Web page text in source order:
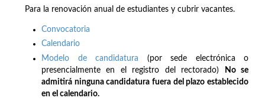
Para la renovación anual de estudiantes y cubrir vacantes.
Convocatoria
Calendario
Modelo de candidatura (por sede electrónica o
presencialmente en el registro del rectorado)
No se
admitirá ninguna candidatura fuera del plazo establecido
en el calendario.